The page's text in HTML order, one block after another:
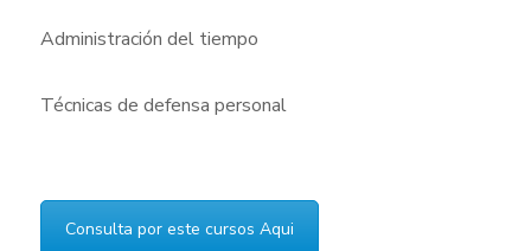
Administración del tiempo
Técnicas de defensa personal
Consulta por este cursos Aqui